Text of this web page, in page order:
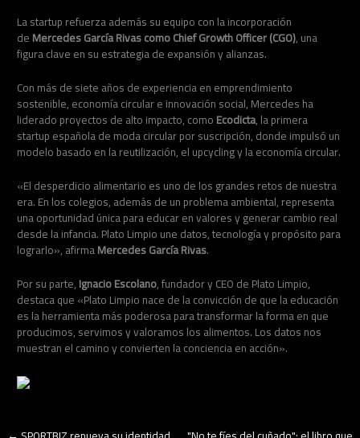
La startup refuerza además su equipo con la incorporación
deMercedes García Rivas como Chief Growth Officer (CGO), una
figura clave en su estrategia de expansión y alianzas.
Con más de siete años de experiencia en emprendimiento
sostenible, economía circular e innovación social, Mercedes ha
liderado proyectos de alto impacto, comoEcodicta, la primera
startup española de moda circular por suscripción, donde impulsó un
modelo basado en la reutilización, el upcycling y la economía circular.
«El desperdicio alimentario es uno de los grandes retos de nuestra
era. En los colegios, además de un problema ambiental, representa
una oportunidad única para educar en valores y generar cambio real
desde la infancia. Plato Limpio une datos, tecnología y propósito para
lograrlo», afirmaMercedes García Rivas.
Por su parte,Ignacio Escolano, fundador y CEO de Plato Limpio,
destaca que «Plato Limpio nace de la convicción de que la educación
es la herramienta más poderosa para transformar la forma en que
producimos, servimos y valoramos los alimentos. Los datos nos
muestran el camino y convierten la conciencia en acción».